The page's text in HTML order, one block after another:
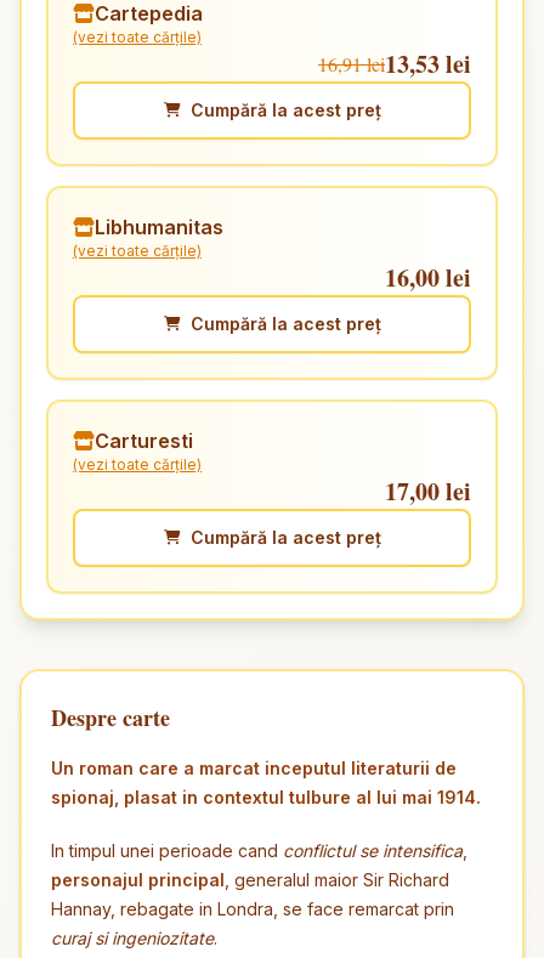
Cartepedia
(vezi toate cărțile)
16,91 lei13,53 lei
Cumpără la acest preț
Libhumanitas
(vezi toate cărțile)
16,00 lei
Cumpără la acest preț
Carturesti
(vezi toate cărțile)
17,00 lei
Cumpără la acest preț
Despre carte
Un roman care a marcat inceputul literaturii de
spionaj, plasat in contextul tulbure al lui mai 1914.
In timpul unei perioade cand conflictul se intensifica,
personajul principal , generalul maior Sir Richard
Hannay, rebagate in Londra, se face remarcat prin
curaj si ingeniozitate.